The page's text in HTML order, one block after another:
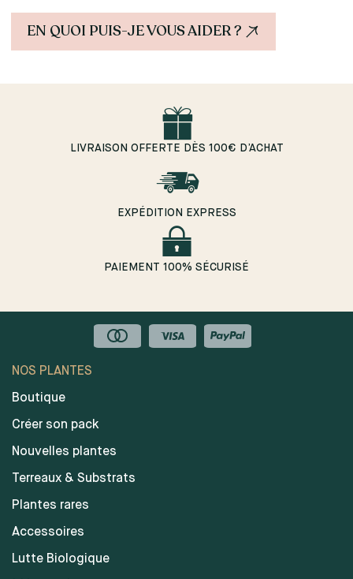
EN QUOI PUIS-JE VOUS AIDER ?
LIVRAISON OFFERTE DÈS 100€ D’ACHAT
EXPÉDITION EXPRESS
PAIEMENT 100% SÉCURISÉ
NOS PLANTES
Boutique
Créer son pack
Nouvelles plantes
Terreaux & Substrats
Plantes rares
Accessoires
Lutte Biologique